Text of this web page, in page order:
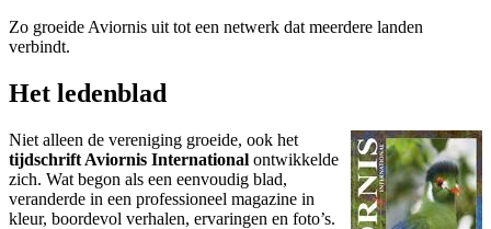
Zo groeide Aviornis uit tot een netwerk dat meerdere landen
verbindt.
Het ledenblad
Niet alleen de vereniging groeide, ook het
tijdschrift Aviornis International ontwikkelde
zich. Wat begon als een eenvoudig blad,
veranderde in een professioneel magazine in
kleur, boordevol verhalen, ervaringen en foto’s.